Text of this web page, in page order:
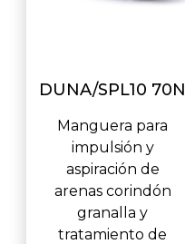
DUNA/SPL10 70N
Manguera para
impulsión y
aspiración de
arenas corindón
granalla y
tratamiento de